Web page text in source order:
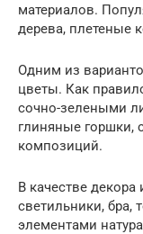
материалов.
дерева, плетеные
Одним из
цветы. Как
сочно-зелеными
глиняные горшки,
композиций.
В качестве
светильники, бра,
элементами